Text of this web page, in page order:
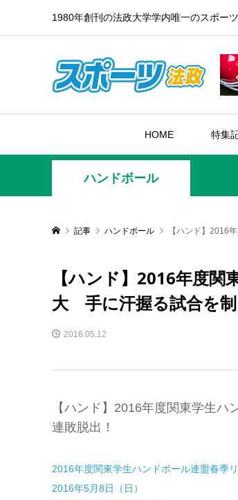
1980年創刊の法政大学学内唯一のスポー
HOME 特集
ハンドボール
記事 ハンドボール 【ハンド】2016
【ハンド】2016年度
大 手に汗握る試合を制
2016.05.12
【ハンド】2016年度関東学生
連敗脱出！
2016年度関東学生ハンドボール連盟春季
2016年5月8日（日）